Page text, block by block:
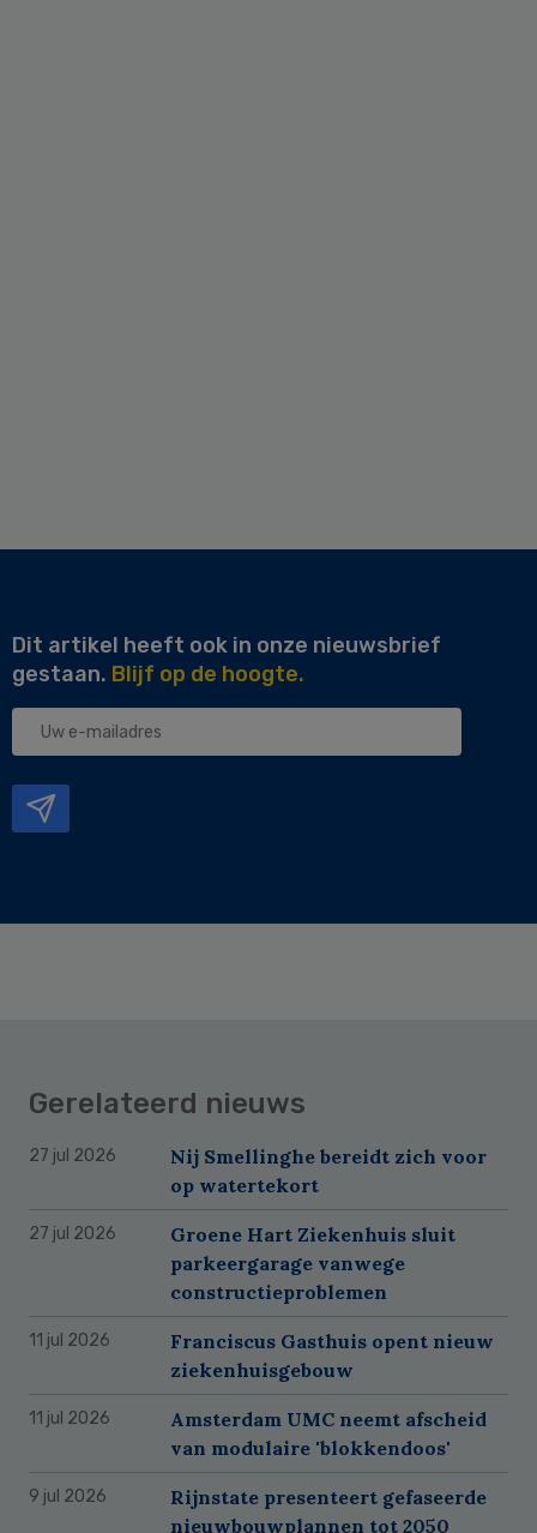
Dit artikel heeft ook in onze nieuwsbrief
gestaan. Blijf op de hoogte.
Uw
Gerelateerd nieuws
27 jul 2026
Nij Smellinghe bereidt zich voor
op watertekort
27 jul 2026
Groene Hart Ziekenhuis sluit
parkeergarage vanwege
constructieproblemen
11 jul 2026
Franciscus Gasthuis opent nieuw
ziekenhuisgebouw
11 jul 2026
Amsterdam UMC neemt afscheid
van modulaire 'blokkendoos'
9 jul 2026
Rijnstate presenteert gefaseerde
nieuwbouwplannen tot 2050